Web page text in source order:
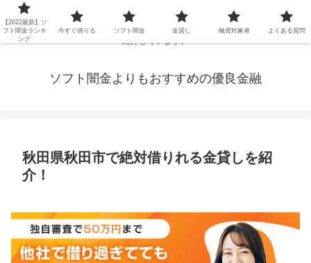
延滞ブラックや年金・生活保護・主婦・パート・派遣など消費者金融でお金を
借りられないブラックの方でも、即日融資で借りられる審査が甘い優良街金を
紹介しています。
ソフト闇金よりもおすすめの優良金融
秋田県秋田市で絶対借りれる金貸しを紹
介！
【2022最新】ソ
フト闇金ランキ
ング
今すぐ借りる ソフト闇金 金貸し 融資対象者 よくある質問